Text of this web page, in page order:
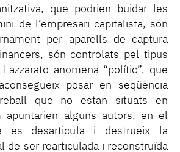
que podrien buidar les
de l’empresari capitalista, són
per aparells de captura
són controlats pel tipus
Lazzarato anomena “polític”, que
posar en seqüència
que no estan situats en
apuntarien alguns autors, en el
es desarticula i destrueix la
de ser rearticulada i reconstruïda